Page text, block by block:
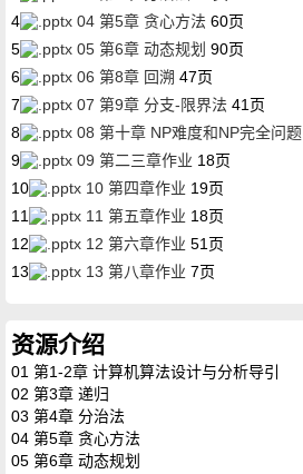
4
04 第5章 贪心方法 60页
5
05 第6章 动态规划 90页
6
06 第8章 回溯 47页
7
07 第9章 分支-限界法 41页
8
08 第十章 NP难度和NP完全问题
9
09 第二三章作业 18页
10
10 第四章作业 19页
11
11 第五章作业 18页
12
12 第六章作业 51页
13
13 第八章作业 7页
资源介绍
01 第1-2章 计算机算法设计与分析导引
02 第3章 递归
03 第4章 分治法
04 第5章 贪心方法
05 第6章 动态规划